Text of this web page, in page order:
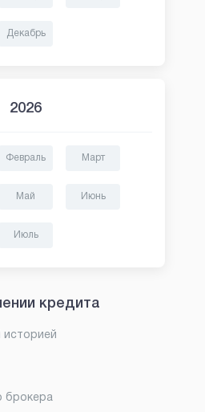
Декабрь
2026
Февраль Март
Май Июнь
Июль
кредита
историей
брокера